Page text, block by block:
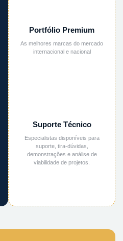
Portfólio Premium
As melhores marcas do mercado
internacional e nacional
Suporte Técnico
Especialistas disponíveis para
suporte, tira-dúvidas,
demonstrações e análise de
viabilidade de projetos.